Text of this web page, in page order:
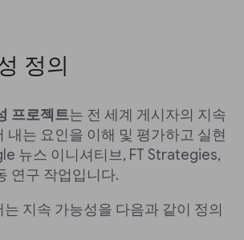
정의
프로젝트는 전 세계 게시자의 지속
내는 요인을 이해 및 평가하고 실현
뉴스 이니셔티브, FT Strategies,
연구 작업입니다.
지속 가능성을 다음과 같이 정의